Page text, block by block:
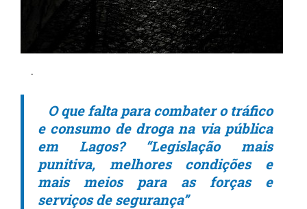
.
O que falta para combater o tráfico
e consumo de droga na via pública
em Lagos? “Legislação mais
punitiva, melhores condições e
mais meios para as forças e
serviços de segurança”